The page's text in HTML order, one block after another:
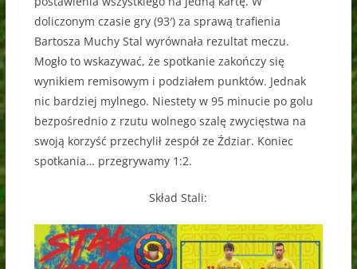
doliczonym czasie gry (93′) za sprawą trafienia
Bartosza Muchy Stal wyrównała rezultat meczu.
Mogło to wskazywać, że spotkanie zakończy się
wynikiem remisowym i podziałem punktów. Jednak
nic bardziej mylnego. Niestety w 95 minucie po golu
bezpośrednio z rzutu wolnego szalę zwycięstwa na
swoją korzyść przechylił zespół ze Ździar. Koniec
spotkania… przegrywamy 1:2.
Skład Stali: